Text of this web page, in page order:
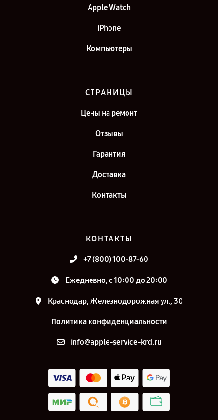
Apple Watch
iPhone
Компьютеры
СТРАНИЦЫ
Цены на ремонт
Отзывы
Гарантия
Доставка
Контакты
КОНТАКТЫ
+7 (800) 100-87-60
Ежедневно, с 10:00 до 20:00
Краснодар, Железнодорожная ул., 30
Политика конфиденциальности
info@apple-service-krd.ru